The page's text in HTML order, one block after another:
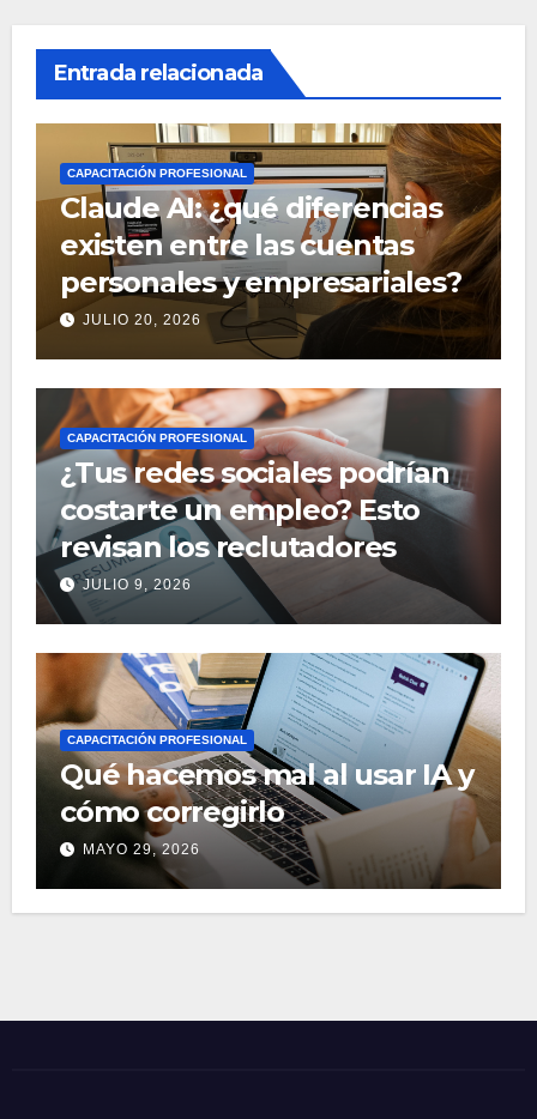
Entrada relacionada
CAPACITACIÓN PROFESIONAL
Claude AI: ¿qué diferencias
existen entre las cuentas
personales y empresariales?
JULIO 20, 2026
CAPACITACIÓN PROFESIONAL
¿Tus redes sociales podrían
costarte un empleo? Esto
revisan los reclutadores
JULIO 9, 2026
CAPACITACIÓN PROFESIONAL
Qué hacemos mal al usar IA y
cómo corregirlo
MAYO 29, 2026